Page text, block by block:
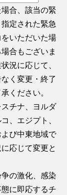
合、該当の緊
定された緊急
いただいた場
合もございま
況に応じて、
く変更・終了
ください。
チナ、ヨルダ
、エジプト、
び中東地域で
応じて変更と
の激化、感染
に即応するチ